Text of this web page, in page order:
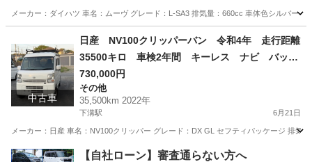
メーカー：ダイハツ 車名：ムーヴ グレード：L-SA3 排気量：660cc 車体色シルバー
相模原市 ムーヴ 走行距離
中古車
日産 NV100クリッパーバン 令和4年 走行距離
35500キロ 車検2年間 キーレス ナビ バック
カメラ レーンアシスト
730,000円
その他
35,500km 2022年
下溝駅 6月21日
メーカー：日産 車名：NV100クリッパー グレード：DX GL セフティパッケージ 排
神奈川 相模原市 下溝駅 その他 走行距離
【自社ローン】審査通らない方へ